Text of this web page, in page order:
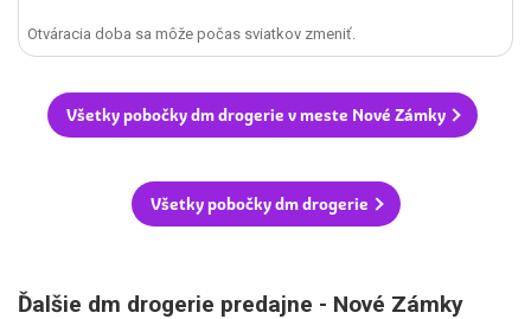
Otváracia doba sa môže počas sviatkov zmeniť.
Všetky pobočky dm drogerie v meste Nové Zámky
Všetky pobočky dm drogerie
Ďalšie dm drogerie predajne - Nové Zámky